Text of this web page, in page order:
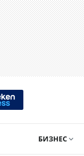
БИЗНЕС